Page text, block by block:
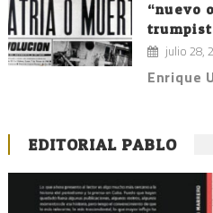
“nuevo
julio 28,
Enrique
EDITORIAL PABLO